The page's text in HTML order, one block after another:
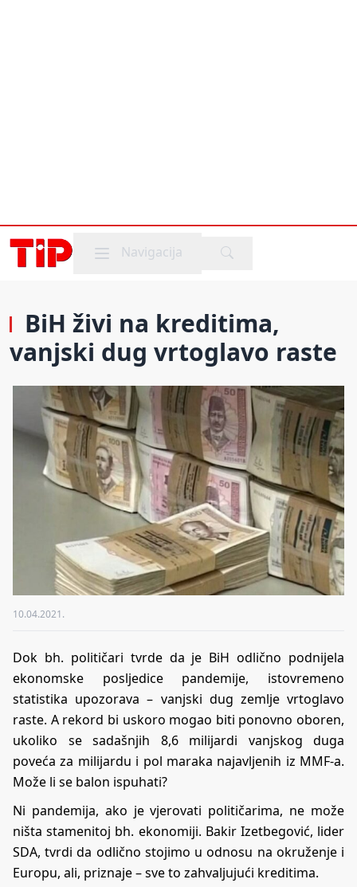
Mobile menu
Navigacija
BiH živi na kreditima,
vanjski dug vrtoglavo raste
10.04.2021.
Dok bh. političari tvrde da je BiH odlično podnijela
ekonomske posljedice pandemije, istovremeno
statistika upozorava – vanjski dug zemlje vrtoglavo
raste. A rekord bi uskoro mogao biti ponovno oboren,
ukoliko se sadašnjih 8,6 milijardi vanjskog duga
poveća za milijardu i pol maraka najavljenih iz MMF-a.
Može li se balon ispuhati?
Ni pandemija, ako je vjerovati političarima, ne može
ništa stamenitoj bh. ekonomiji. Bakir Izetbegović, lider
SDA, tvrdi da odlično stojimo u odnosu na okruženje i
Europu, ali, priznaje – sve to zahvaljujući kreditima.